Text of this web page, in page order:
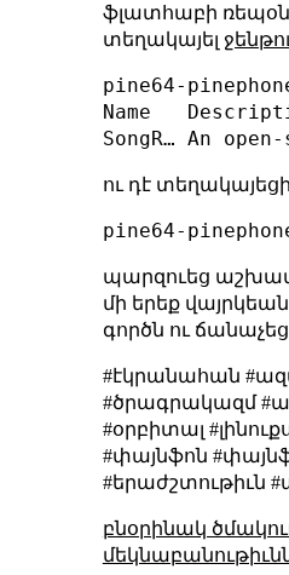
ֆլատհաբի ռեպօն
տեղակայել
pine64-
Name
ու դէ
պարզուեց
մի երեք
գործն ու
#էկրանահան
#ծրագրակազմ
#օրբիտալ
#փայնֆոն
#երաժշտութիւն
բնօրինակ